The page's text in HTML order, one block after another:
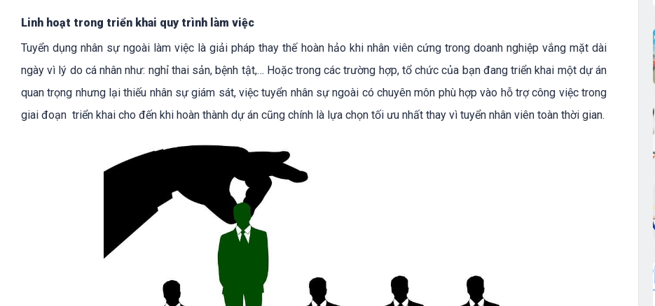
Linh hoạt trong triển khai quy trình làm việc
Tuyển dụng nhân sự ngoài làm việc là giải pháp thay thế hoàn hảo khi nhân viên cứng trong doanh nghiệp vắng mặt dài
ngày vì lý do cá nhân như: nghỉ thai sản, bệnh tật,… Hoặc trong các trường hợp, tổ chức của bạn đang triển khai một dự án
quan trọng nhưng lại thiếu nhân sự giám sát, việc tuyển nhân sự ngoài có chuyên môn phù hợp vào hỗ trợ công việc trong
giai đoạn triển khai cho đến khi hoàn thành dự án cũng chính là lựa chọn tối ưu nhất thay vì tuyển nhân viên toàn thời gian.